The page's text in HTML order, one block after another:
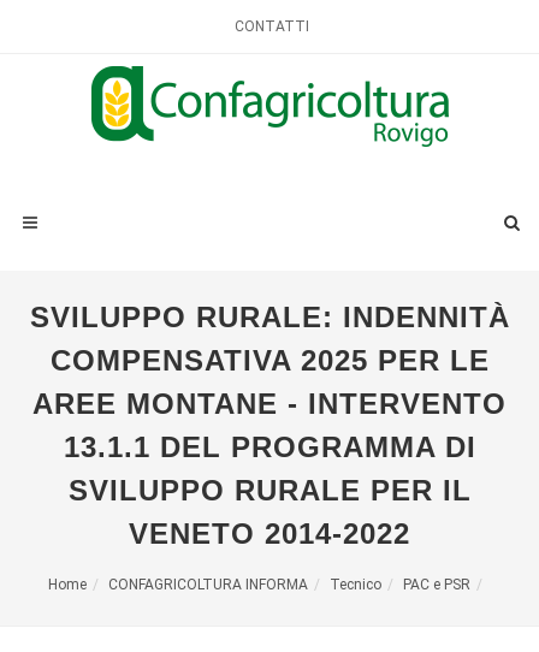
CONTATTI
SVILUPPO RURALE: INDENNITÀ
COMPENSATIVA 2025 PER LE
AREE MONTANE - INTERVENTO
13.1.1 DEL PROGRAMMA DI
SVILUPPO RURALE PER IL
VENETO 2014-2022
Home CONFAGRICOLTURA INFORMA Tecnico PAC e PSR